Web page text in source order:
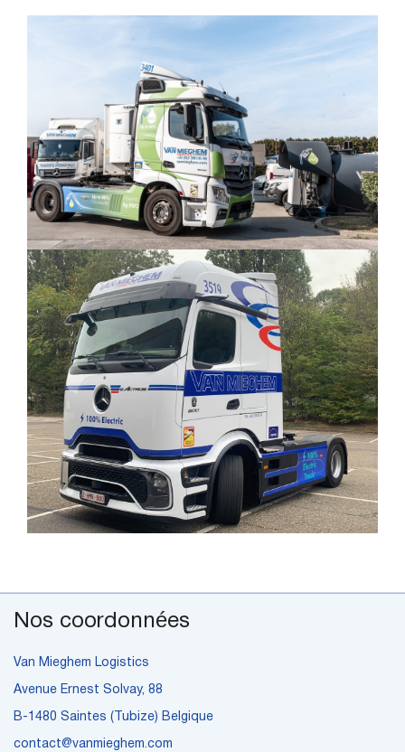
Nos coordonnées
Van Mieghem Logistics
Avenue Ernest Solvay, 88
B-1480 Saintes (Tubize) Belgique
contact@vanmieghem.com